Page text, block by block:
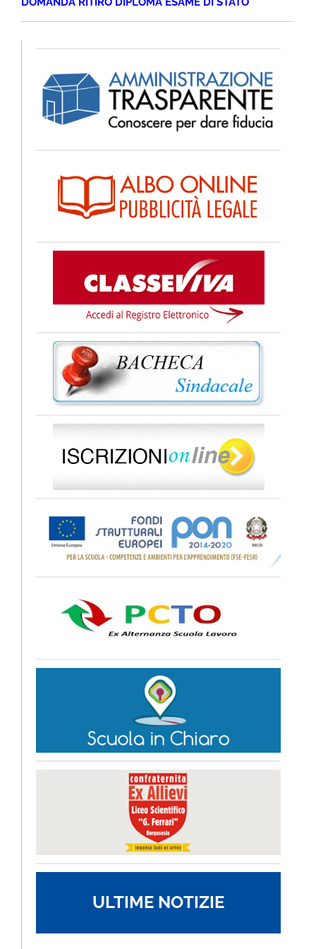
ULTIME NOTIZIE